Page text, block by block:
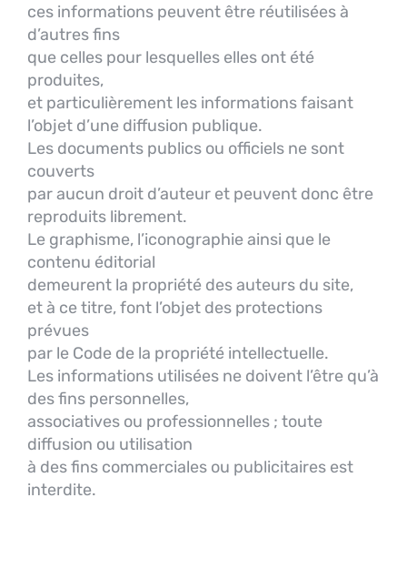
ces informations peuvent être réutilisées à
d’autres fins
que celles pour lesquelles elles ont été
produites,
et particulièrement les informations faisant
l’objet d’une diffusion publique.
Les documents publics ou officiels ne sont
couverts
par aucun droit d’auteur et peuvent donc être
reproduits librement.
Le graphisme, l’iconographie ainsi que le
contenu éditorial
demeurent la propriété des auteurs du site,
et à ce titre, font l’objet des protections
prévues
par le Code de la propriété intellectuelle.
Les informations utilisées ne doivent l’être qu’à
des fins personnelles,
associatives ou professionnelles ; toute
diffusion ou utilisation
à des fins commerciales ou publicitaires est
interdite.